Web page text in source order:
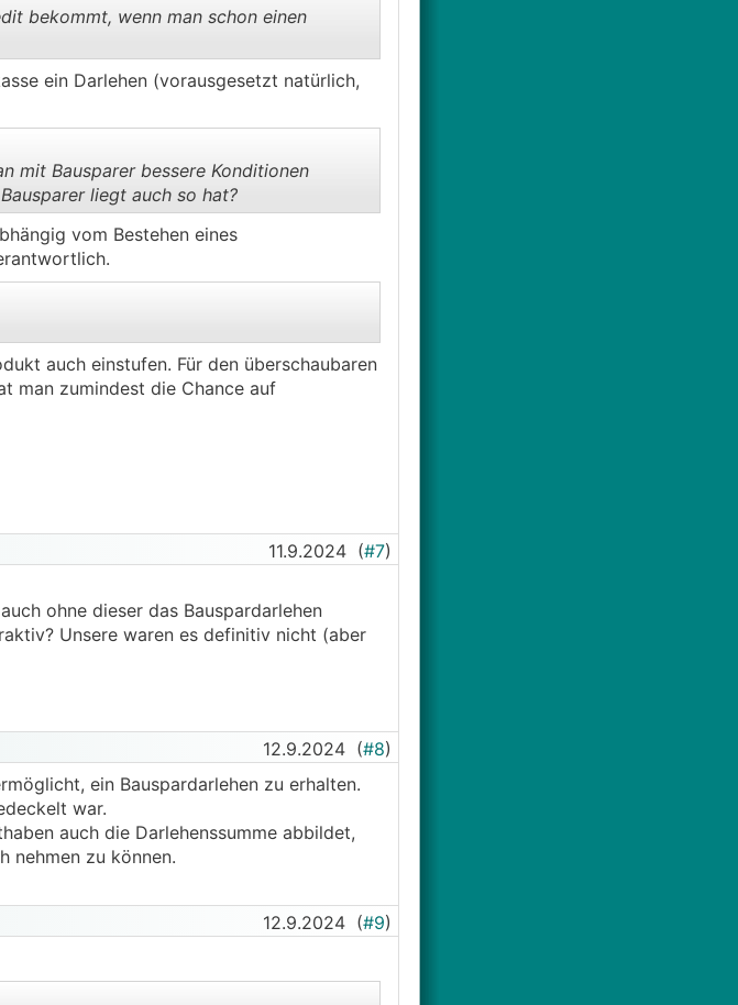
bekommt, wenn man schon einen
ein Darlehen (vorausgesetzt natürlich,
mit Bausparer bessere Konditionen
liegt auch so hat?
vom Bestehen eines
auch einstufen. Für den überschaubaren
man zumindest die Chance auf
11.9.2024 (#7)
ohne dieser das Bauspardarlehen
Unsere waren es definitiv nicht (aber
12.9.2024 (#8)
ein Bauspardarlehen zu erhalten.
war.
auch die Darlehenssumme abbildet,
nehmen zu können.
12.9.2024 (#9)